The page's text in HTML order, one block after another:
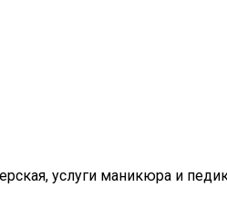
услуги маникюра и